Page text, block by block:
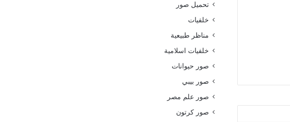
تحميل صور
خلفيات
مناظر طبيعية
خلفيات اسلامية
صور حيوانات
صور بيبي
صور علم مصر
صور كرتون